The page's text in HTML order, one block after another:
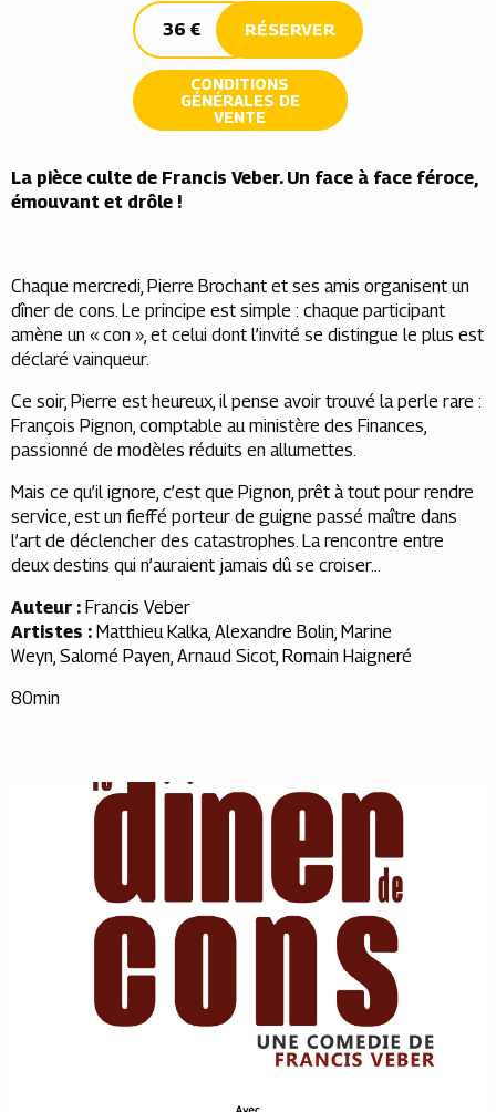
36 € RÉSERVER
CONDITIONS
GÉNÉRALES DE
VENTE
La pièce culte de Francis Veber. Un face à face féroce,
émouvant et drôle !
Chaque mercredi, Pierre Brochant et ses amis organisent un
dîner de cons. Le principe est simple : chaque participant
amène un « con », et celui dont l’invité se distingue le plus est
déclaré vainqueur.
Ce soir, Pierre est heureux, il pense avoir trouvé la perle rare :
François Pignon, comptable au ministère des Finances,
passionné de modèles réduits en allumettes.
Mais ce qu’il ignore, c’est que Pignon, prêt à tout pour rendre
service, est un fieffé porteur de guigne passé maître dans
l’art de déclencher des catastrophes. La rencontre entre
deux destins qui n’auraient jamais dû se croiser…
Auteur : Francis Veber
Artistes : Matthieu Kalka Alexandre Bolin Marine
Weyn Salomé Payen , Arnaud Sicot, Romain Haigneré
80min